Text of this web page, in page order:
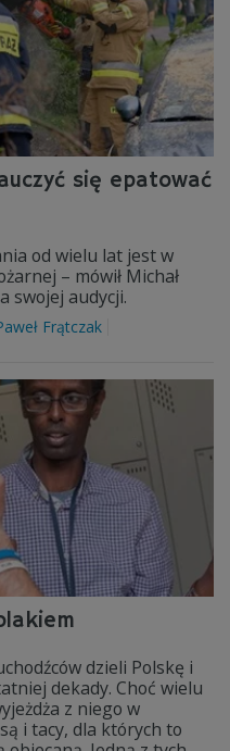
się epatować
od wielu lat jest w
– mówił Michał
swojej audycji.
Frątczak
dzieli Polskę i
dekady. Choć wielu
z niego w
i tacy, dla których to